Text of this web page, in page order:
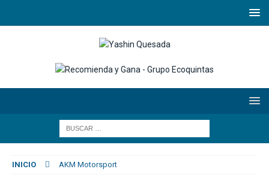
INICIO AKM Motorsport